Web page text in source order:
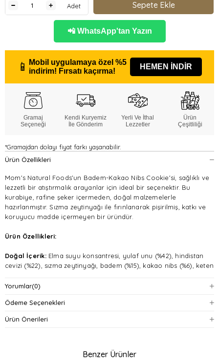
Adet
📲 WhatsApp'tan Yazın
📱 Mobil uygulamaya özel %5
indirim! Fırsatı kaçırma!
HEMEN İNDİR
Gramaj
Seçeneği
Kendi Kuryemiz
İle Gönderim
Yerli Ve İthal
Lezzetler
Ürün
Çeşitliliği
*Gramajdan dolayı fiyat farkı yaşanabilir.
Ürün Özellikleri
Mom's Natural Foods'un Badem-Kakao Nibs Cookie'si, sağlıklı ve
lezzetli bir atıştırmalık arayanlar için ideal bir seçenektir. Bu
kurabiye, rafine şeker içermeden, doğal malzemelerle
hazırlanmıştır. Sızma zeytinyağı ile fırınlanarak pişirilmiş, katkı ve
koruyucu madde içermeyen bir üründür.
Ürün Özellikleri:
Doğal İçerik:Elma suyu konsantresi, yulaf unu (%42), hindistan
cevizi (%22), sızma zeytinyağı, badem (%15), kakao nibs (%6), keten
fırınlanarak pişirilmiştir.
Yorumlar(0)
Ödeme Seçenekleri
Ürün Önerileri
Benzer Ürünler